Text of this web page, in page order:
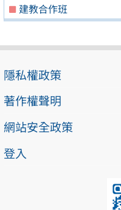
建教合作班
隱私權政策
著作權聲明
網站安全政策
登入